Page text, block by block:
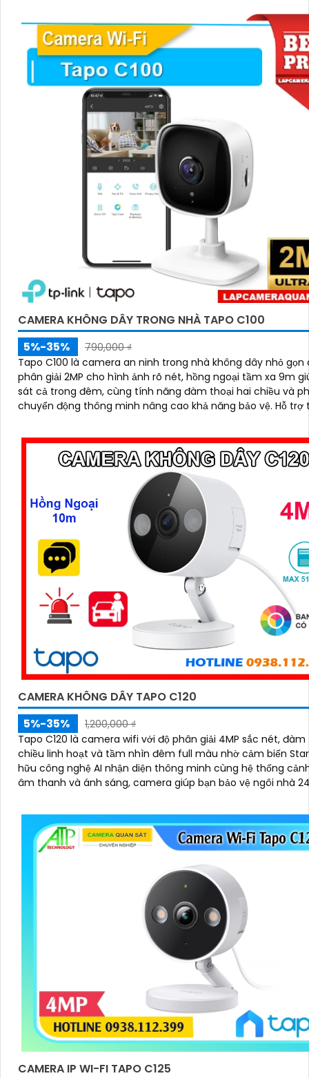
CAMERA KHÔNG DÂY TRONG NHÀ TAPO C100
5%-35%
790,000 ₫
Tapo C100 là camera an ninh trong nhà không dây nhỏ gọn
phân giải 2MP cho hình ảnh rõ nét, hồng ngoại tầm xa 9m
sát cả trong đêm, cùng tính năng đàm thoại hai chiều và
chuyển động thông minh nâng cao khả năng bảo vệ. Hỗ trợ thẻ nhớ
đến sự an tâm trọn vẹn chỉ trong vài thao tác giá rẻ
CAMERA KHÔNG DÂY TAPO C120
5%-35%
1,200,000 ₫
Tapo C120 là camera wifi với độ phân giải 4MP sắc nét, đàm
chiều linh hoạt và tầm nhìn đêm full màu nhờ cảm biến
hữu công nghệ AI nhận diện thông minh cùng hệ thống
âm thanh và ánh sáng, camera giúp bạn bảo vệ ngôi nhà
CAMERA IP WI-FI TAPO C125